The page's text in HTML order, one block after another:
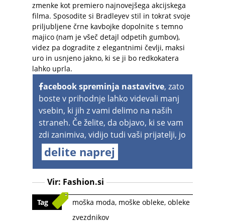
zmenke kot premiero najnovejšega akcijskega
filma. Sposodite si Bradleyev stil in tokrat svoje
priljubljene črne kavbojke dopolnite s temno
majico (nam je všeč detajl odpetih gumbov),
videz pa dogradite z elegantnimi čevlji, maksi
uro in usnjeno jakno, ki se ji bo redkokatera
lahko uprla.
acebook spreminja nastavitve, zato
boste v prihodnje lahko videvali manj
vsebin, ki jih z vami delimo na naših
straneh. Če želite, da objavo, ki se vam
zdi zanimiva, vidijo tudi vaši prijatelji, jo
delite naprej
Vir: Fashion.si
Tag moška moda, moške obleke, obleke
zvezdnikov